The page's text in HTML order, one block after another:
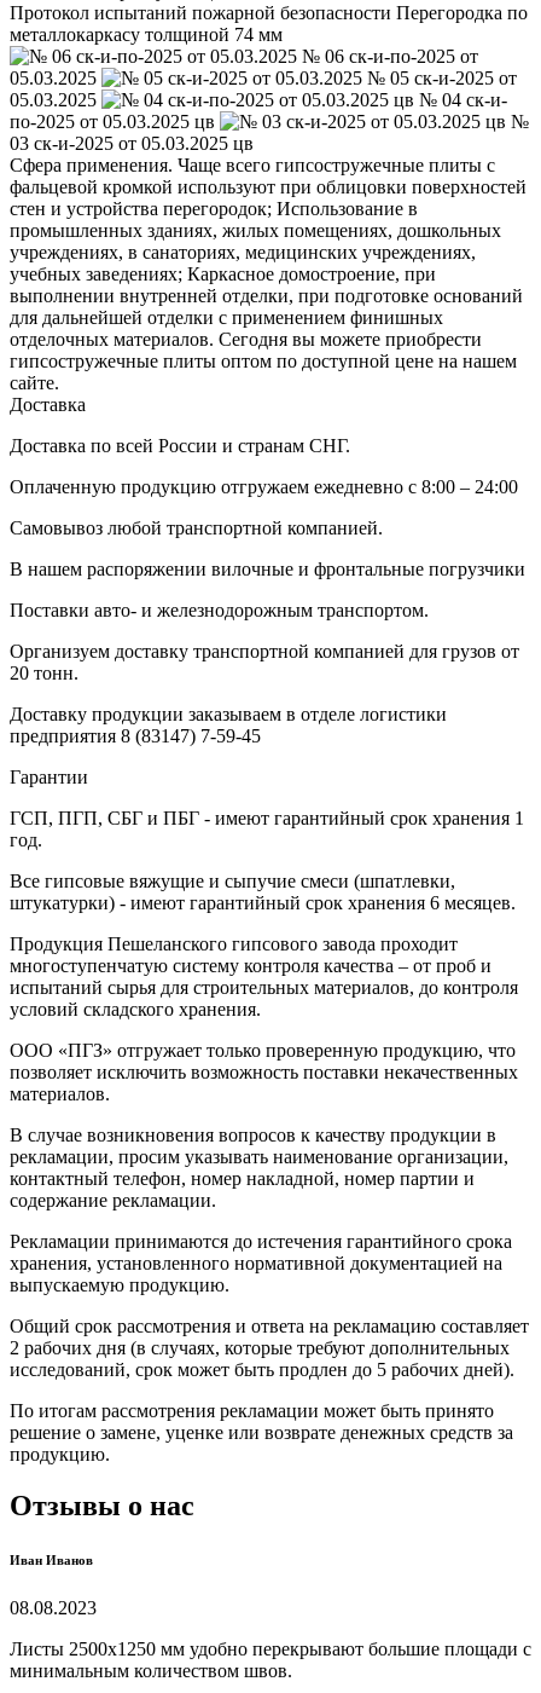
Протокол испытаний пожарной безопасности Перегородка по
металлокаркасу толщиной 74 мм
№ 06 ск-и-по-2025 от
05.03.2025
№ 05 ск-и-2025 от
05.03.2025
№ 04 ск-и-
по-2025 от 05.03.2025 цв
№
03 ск-и-2025 от 05.03.2025 цв
Сфера применения. Чаще всего гипсостружечные плиты с
фальцевой кромкой используют при облицовки поверхностей
стен и устройства перегородок; Использование в
промышленных зданиях, жилых помещениях, дошкольных
учреждениях, в санаториях, медицинских учреждениях,
учебных заведениях; Каркасное домостроение, при
выполнении внутренней отделки, при подготовке оснований
для дальнейшей отделки с применением финишных
отделочных материалов. Сегодня вы можете приобрести
гипсостружечные плиты оптом по доступной цене на нашем
сайте.
Доставка
Доставка по всей России и странам СНГ.
Оплаченную продукцию отгружаем ежедневно с 8:00 – 24:00
Самовывоз любой транспортной компанией.
В нашем распоряжении вилочные и фронтальные погрузчики
Поставки авто- и железнодорожным транспортом.
Организуем доставку транспортной компанией для грузов от
20 тонн.
Доставку продукции заказываем в отделе логистики
предприятия 8 (83147) 7-59-45
Гарантии
ГСП, ПГП, СБГ и ПБГ - имеют гарантийный срок хранения 1
год.
Все гипсовые вяжущие и сыпучие смеси (шпатлевки,
штукатурки) - имеют гарантийный срок хранения 6 месяцев.
Продукция Пешеланского гипсового завода проходит
многоступенчатую систему контроля качества – от проб и
испытаний сырья для строительных материалов, до контроля
условий складского хранения.
ООО «ПГЗ» отгружает только проверенную продукцию, что
позволяет исключить возможность поставки некачественных
материалов.
В случае возникновения вопросов к качеству продукции в
рекламации, просим указывать наименование организации,
контактный телефон, номер накладной, номер партии и
содержание рекламации.
Рекламации принимаются до истечения гарантийного срока
хранения, установленного нормативной документацией на
выпускаемую продукцию.
Общий срок рассмотрения и ответа на рекламацию составляет
2 рабочих дня (в случаях, которые требуют дополнительных
исследований, срок может быть продлен до 5 рабочих дней).
По итогам рассмотрения рекламации может быть принято
решение о замене, уценке или возврате денежных средств за
продукцию.
Отзывы о нас
Иван Иванов
08.08.2023
Листы 2500х1250 мм удобно перекрывают большие площади с
минимальным количеством швов.